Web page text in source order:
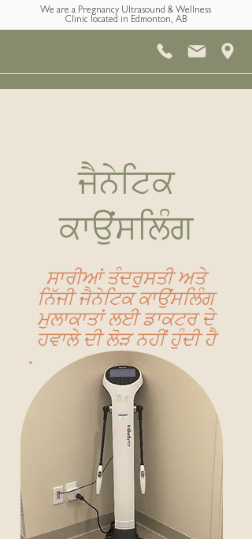
We are a Pregnancy Ultrasound & Wellness
Clinic located in Edmonton, AB
ਜੈਨੇਟਿਕ
ਕਾਉਂਸਲਿੰਗ
ਸਾਰੀਆਂ ਤੰਦਰੁਸਤੀ ਅਤੇ
ਨਿੱਜੀ ਜੈਨੇਟਿਕ ਕਾਉਂਸਲਿੰਗ
ਮੁਲਾਕਾਤਾਂ ਲਈ ਡਾਕਟਰ ਦੇ
ਹਵਾਲੇ ਦੀ ਲੋੜ ਨਹੀਂ ਹੁੰਦੀ ਹੈ